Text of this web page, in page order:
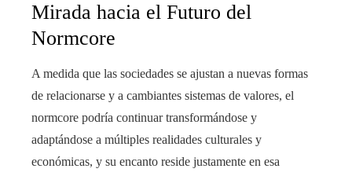
Mirada hacia el Futuro del
Normcore
A medida que las sociedades se ajustan a nuevas formas
de relacionarse y a cambiantes sistemas de valores, el
normcore podría continuar transformándose y
adaptándose a múltiples realidades culturales y
económicas, y su encanto reside justamente en esa